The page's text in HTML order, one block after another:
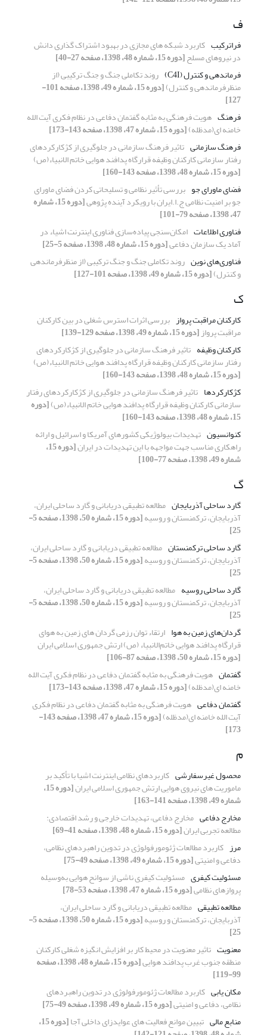
ف
فراترکیب کاربرد شبکه های مجازی در بهبود اشتراک گذاری دانش
در نیروهای مسلح[دوره 15، شماره 48، 1398، صفحه 27-40]
فرماندهی و کنترل (C4I)
روند تکاملی جنگ و جنگ ترکیبی (از
منظرفرماندهی و کنترل) [دوره 15، شماره 49، 1398، صفحه 101-
127]
فرهنگ هویت فرهنگی به مثابه گفتمان دفاعی در نظام فکری آیت الله
خامنه ای(مدظله)[دوره 15، شماره 47، 1398، صفحه 143-173]
فرهنگ سازمانی تاثیر فرهنگ سازمانی در جلوگیری از کژکارکردهای
رفتار سازمانی کارکنان وظیفه قرارگاه پدافند هوایی خاتم الانبیاء(ص)
[دوره 15، شماره 48، 1398، صفحه 143-160]
فضای ماورای جو بررسی تأثیر نظامی و تسلیحاتی کردن فضای ماورای
جو بر امنیت نظامی ج.ا.ایران با رویکرد آینده پژوهی [دوره 15، شماره
47، 1398، صفحه 79-101]
فناوری اطلاعات امکان‌سنجی پیاده‌سازی فناوری اینترنت اشیاء در
آماد یک سازمان دفاعی[دوره 15، شماره 48، 1398، صفحه 5-25]
فناوری‌های نوین روند تکاملی جنگ و جنگ ترکیبی (از منظرفرماندهی
و کنترل)[دوره 15، شماره 49، 1398، صفحه 101-127]
ک
کارکنان مراقبت پرواز بررسی اثرات استرس شغلی در بین کارکنان
مراقبت پرواز[دوره 15، شماره 49، 1398، صفحه 129-139]
کارکنان وظیفه تاثیر فرهنگ سازمانی در جلوگیری از کژکارکردهای
رفتار سازمانی کارکنان وظیفه قرارگاه پدافند هوایی خاتم الانبیاء(ص)
[دوره 15، شماره 48، 1398، صفحه 143-160]
کژکارکردها تاثیر فرهنگ سازمانی در جلوگیری از کژکارکردهای رفتار
سازمانی کارکنان وظیفه قرارگاه پدافند هوایی خاتم الانبیاء(ص)[دوره
15، شماره 48، 1398، صفحه 143-160]
کنوانسیون تهدیدات بیولوژیکی کشورهای آمریکا و اسرائیل و ارائه
راهکاری مناسب جهت مواجهه با این تهدیدات در ایران [دوره 15،
شماره 49، 1398، صفحه 77-100]
گ
گارد ساحلی آذربایجان مطالعه تطبیقی دریابانی و گارد ساحلی ایران،
آذربایجان، ترکمنستان و روسیه [دوره 15، شماره 50، 1398، صفحه 5-
25]
گارد ساحلی ترکمنستان مطالعه تطبیقی دریابانی و گارد ساحلی ایران،
آذربایجان، ترکمنستان و روسیه [دوره 15، شماره 50، 1398، صفحه 5-
25]
گارد ساحلی روسیه مطالعه تطبیقی دریابانی و گارد ساحلی ایران،
آذربایجان، ترکمنستان و روسیه [دوره 15، شماره 50، 1398، صفحه 5-
25]
گردان‌های زمین به هوا ارتقاء توان رزمی گردان های زمین به هوای
قرارگاه پدافند هوایی خاتم‌الانبیاء (ص) ارتش جمهوری اسلامی ایران
[دوره 15، شماره 50، 1398، صفحه 87-106]
گفتمان هویت فرهنگی به مثابه گفتمان دفاعی در نظام فکری آیت الله
خامنه ای(مدظله)[دوره 15، شماره 47، 1398، صفحه 143-173]
گفتمان دفاعی هویت فرهنگی به مثابه گفتمان دفاعی در نظام فکری
آیت الله خامنه ای(مدظله) [دوره 15، شماره 47، 1398، صفحه 143-
173]
م
محصول غیرسفارشی کاربردهای نظامی اینترنت اشیا با تأکید بر
ماموریت های نیروی هوایی ارتش جمهوری اسلامی ایران [دوره 15،
شماره 49، 1398، صفحه 141-163]
مخارج دفاعی مخارج دفاعی، تهدیدات خارجی و رشد اقتصادی:
مطالعه تجربی ایران[دوره 15، شماره 48، 1398، صفحه 41-69]
مرز کاربرد مطالعات ژئومورفولوژی در تدوین راهبرد‌های نظامی،
دفاعی و امنیتی[دوره 15، شماره 49، 1398، صفحه 49-75]
مسئولیت کیفری مسئولیت کیفری ناشی از سوانح هوایی به‌وسیله
پروازهای نظامی[دوره 15، شماره 47، 1398، صفحه 53-78]
مطالعه تطبیقی مطالعه تطبیقی دریابانی و گارد ساحلی ایران،
آذربایجان، ترکمنستان و روسیه [دوره 15، شماره 50، 1398، صفحه 5-
25]
معنویت تاثیر معنویت در محیط کار بر افزایش انگیزه شغلی کارکنان
منطقه جنوب غرب پدافند هوایی [دوره 15، شماره 48، 1398، صفحه
99-119]
مکان یابی کاربرد مطالعات ژئومورفولوژی در تدوین راهبرد‌های
نظامی، دفاعی و امنیتی[دوره 15، شماره 49، 1398، صفحه 49-75]
منابع مالی تبیین موانع فعالیت های عوایدزای داخلی آجا [دوره 15،